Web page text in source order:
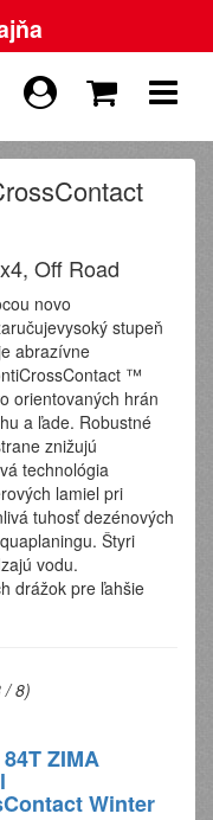
Off Road
novo
stupeň
abrazívne
™
orientovaných hrán
a ľade. Robustné
znižujú
technológia
lamiel pri
tuhosť dezénových
Štyri
vodu.
drážok pre ľahšie
/ 8)
ZIMA
Winter